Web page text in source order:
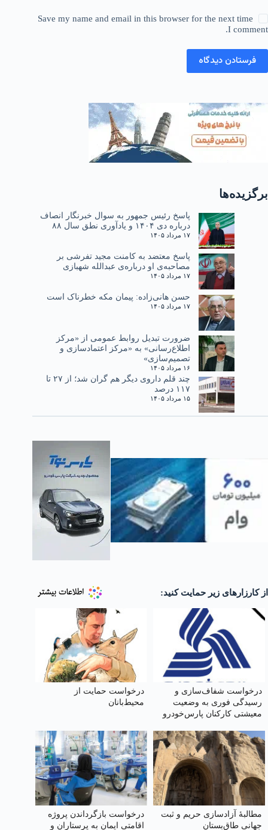
Save my name and email in this browser for the next time
I comment.
فرستادن دیدگاه
برگزیده‌ها
پاسخ رئیس جمهور به سوال خبرنگار انصاف
درباره دی ۱۴۰۴ و یادآوری نطق سال ۸۸
۱۷ مرداد ۱۴۰۵
پاسخ معتضد به کامنت مجید تفرشی بر
مصاحبه‌ی او درباره‌ی عبدالله شهبازی
۱۷ مرداد ۱۴۰۵
حسن هانی‌زاده: پیمان مکه خطرناک است
۱۷ مرداد ۱۴۰۵
ضرورت تبدیل روابط عمومی از «مرکز
اطلاع‌رسانی» به «مرکز اعتمادسازی و
تصمیم‌سازی»
۱۶ مرداد ۱۴۰۵
چند قلم داروی دیگر هم گران شد؛ از ۲۷ تا
۱۱۷ درصد
۱۵ مرداد ۱۴۰۵
از کارزارهای زیر حمایت کنید:
درخواست شفاف‌سازی و
رسیدگی فوری به وضعیت
معیشتی کارکنان پارس‌خودرو
درخواست حمایت از
محیط‌بانان
مطالبهٔ آزادسازی حریم و ثبت
جهانی طاق‌بستان
درخواست بازگرداندن پروژه
اقامتی ایمان به پرستاران و